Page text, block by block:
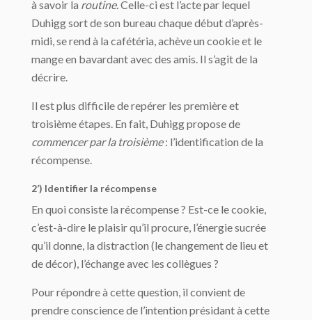
à savoir la routine. Celle-ci est l’acte par lequel
Duhigg sort de son bureau chaque début d’après-
midi, se rend à la cafétéria, achève un cookie et le
mange en bavardant avec des amis. Il s’agit de la
décrire.
Il est plus difficile de repérer les première et
troisième étapes. En fait, Duhigg propose de
commencer par la troisième: l’identification de la
récompense.
2’) Identifier la récompense
En quoi consiste la récompense ? Est-ce le cookie,
c’est-à-dire le plaisir qu’il procure, l’énergie sucrée
qu’il donne, la distraction (le changement de lieu et
de décor), l’échange avec les collègues ?
Pour répondre à cette question, il convient de
prendre conscience de l’intention présidant à cette